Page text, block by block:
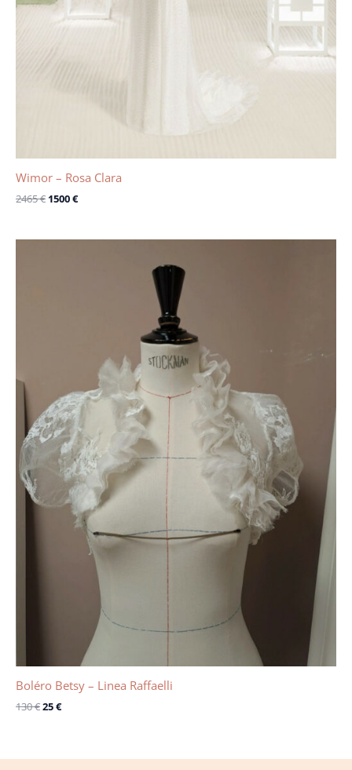
Wimor – Rosa Clara
2465€ 1500€
Boléro Betsy – Linea Raffaelli
130€25€